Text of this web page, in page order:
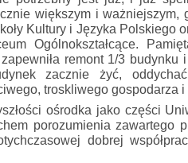
większym i ważniejszym,
Kultury i Języka Polskiego
Ogólnokształcące.
remont 1/3
zacznie żyć,
troskliwego gospodarza
ośrodka jako części
porozumienia zawartego
dobrej